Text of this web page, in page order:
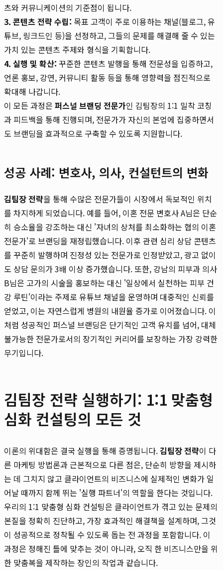
츠와 커뮤니케이션의 기준점이 됩니다.
3. 콘텐츠 전략 수립: 목표 고객이 주로 이용하는 채널(블로그, 유
튜브, 링크드인 등)을 선정하고, 그들의 문제를 해결해 줄 수 있는
가치 있는 콘텐츠 주제와 형식을 기획합니다.
4. 실행 및 확산: 꾸준한 콘텐츠 발행을 통해 전문성을 입증하고,
언론 홍보, 강연, 커뮤니티 활동 등을 통해 영향력을 점진적으로
확대해 나갑니다.
이 모든 과정은 퍼스널 브랜딩 전문가인 김팀장의 1:1 밀착 코칭
과 피드백을 통해 진행되며, 전문가가 자신의 본업에 집중하면서
도 브랜딩을 효과적으로 구축할 수 있도록 지원합니다.
성공 사례: 변호사, 의사, 컨설턴트의 변화
김팀장 전략을 통해 수많은 전문가들이 시장에서 독보적인 위치
를 차지하게 되었습니다. 예를 들어, 이혼 전문 변호사 A님은 단순
히 승소율을 강조하는 대신 '자녀의 상처를 최소화하는 협의 이혼
전문가'로 브랜딩을 재정립했습니다. 이후 관련 심리 상담 콘텐츠
를 꾸준히 발행하며 진정성 있는 전문가로 인정받았고, 광고 없이
도 상담 문의가 3배 이상 증가했습니다. 또한, 강남의 피부과 의사
B님은 고가의 시술을 홍보하는 대신 '일상에서 실천하는 피부 건
강 루틴'이라는 주제로 유튜브 채널을 운영하며 대중적인 신뢰를
얻었고, 이는 자연스럽게 병원의 내원율 증가로 이어졌습니다. 이
처럼 성공적인 퍼스널 브랜딩은 단기적인 고객 유치를 넘어, 대체
불가능한 전문가로서의 장기적인 커리어를 보장하는 가장 강력한
무기입니다.
김팀장 전략 실행하기: 1:1 맞춤형
심화 컨설팅의 모든 것
이론의 위대함은 결국 실행을 통해 증명됩니다.김팀장 전략이 다
른 마케팅 방법론과 근본적으로 다른 점은, 단순히 방향을 제시하
는 데 그치지 않고 클라이언트의 비즈니스에 실제적인 변화가 일
어날 때까지 함께 뛰는 '실행 파트너'의 역할을 한다는 것입니다.
우리의 1:1 맞춤형 심화 컨설팅은 클라이언트가 겪고 있는 문제의
본질을 정확히 진단하고, 가장 효과적인 해결책을 설계하며, 그것
이 성공적으로 정착될 수 있도록 돕는 전 과정을 포함합니다. 이
과정은 정해진 틀에 맞추는 것이 아니라, 오직 한 비즈니스만을 위
한 맞춤복을 제작하는 장인의 작업과 같습니다.